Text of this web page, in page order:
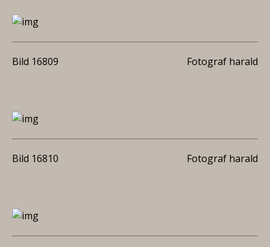
Bild 16809 Fotograf harald
Bild 16810 Fotograf harald